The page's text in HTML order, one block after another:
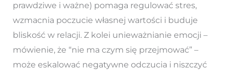
prawdziwe i ważne) pomaga regulować stres,
wzmacnia poczucie własnej wartości i buduje
bliskość w relacji. Z kolei unieważnianie emocji –
mówienie, że “nie ma czym się przejmować” –
może eskalować negatywne odczucia i niszczyć